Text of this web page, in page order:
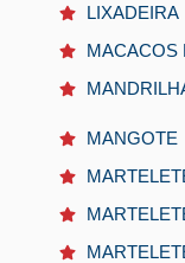
LIXADEIRA
MACACOS
MANGOTE